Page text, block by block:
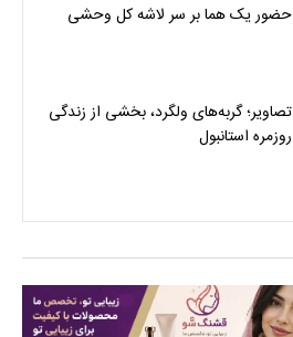
حضور یک هما بر سر لاشه‌ کل وحشی
تصاویر؛ گربه‌های ولگرد، بخشی از زندگی
روزمره استانبول